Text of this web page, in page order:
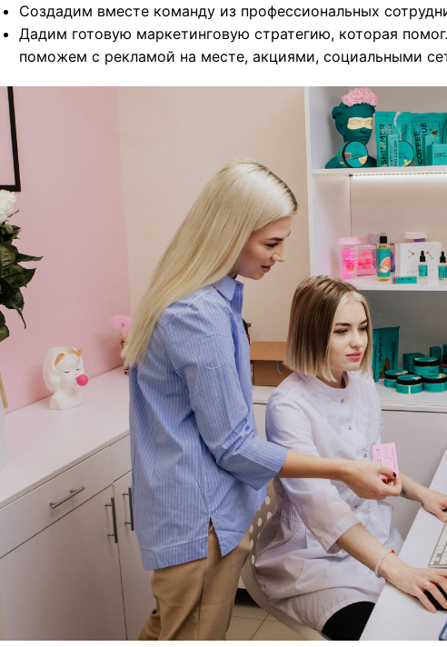
Создадим вместе команду из профессиональных
Дадим готовую маркетинговую стратегию, которая
поможем с рекламой на месте, акциями, социальными